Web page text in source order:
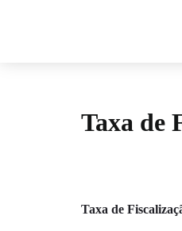
Taxa de
Taxa de